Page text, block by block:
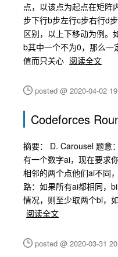
点，以该点为起点在矩阵
步下行b步左行c步右行d
区别，以上下移动为例。
b其中一个不为0，那么一
值而只关心 阅读全文
posted @ 2020-04-02
Codeforces
摘要： D. Carousel 题意
有一个数字ai，现在要求
相邻的两个点他们ai不同
路：如果所有ai都相同，
情况，则至少取两个bi，
阅读全文
posted @ 2020-03-31